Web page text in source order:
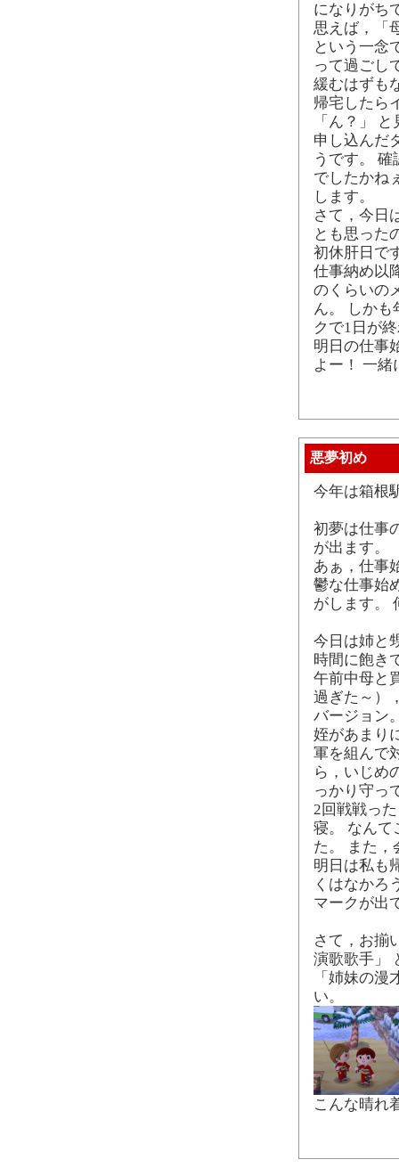
になりがち
思えば，「
という一念
って過ごし
緩むはずも
帰宅したら
「ん？」
申し込んだ
うです。
でしたかね
します。
さて，今日
とも思った
初休肝日で
仕事納め以
のくらいの
ん。 しかも
クで1日が
明日の仕事
よー！ 一緒
悪夢初め
今年は箱根
初夢は仕事
が出ます。
あぁ，仕事
鬱な仕事始
がします。
今日は姉と
時間に飽き
午前中母と
過ぎた～）
バージョン
姪があまり
軍を組んで
ら，いじめ
っかり守っ
2回戦戦っ
寝。 なんて
た。 また，
明日は私も
くはなかろ
マークが出
さて，お揃
演歌歌手」
「姉妹の
い。
こんな晴れ